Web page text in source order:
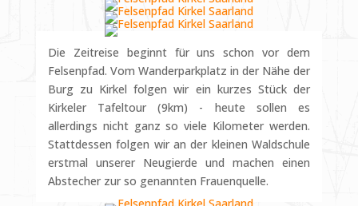
Die Zeitreise beginnt für uns schon vor dem
Felsenpfad. Vom Wanderparkplatz in der Nähe der
Burg zu Kirkel folgen wir ein kurzes Stück der
Kirkeler Tafeltour (9km) - heute sollen es
allerdings nicht ganz so viele Kilometer werden.
Stattdessen folgen wir an der kleinen Waldschule
erstmal unserer Neugierde und machen einen
Abstecher zur so genannten Frauenquelle.